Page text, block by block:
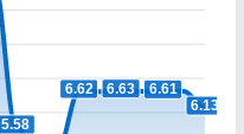
5.58
6.62 6.63
6.61
6.13